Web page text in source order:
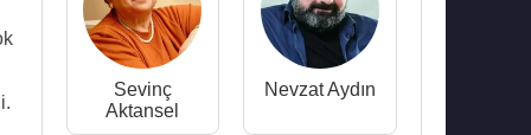
Sevinç
Aktansel
Nevzat Aydın